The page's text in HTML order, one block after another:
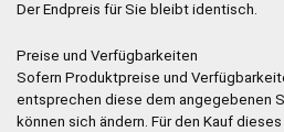
Der Endpreis für Sie bleibt identisch.
Preise und Verfügbarkeiten
Sofern Produktpreise und
entsprechen diese dem angegebenen
können sich ändern. Für den Kauf